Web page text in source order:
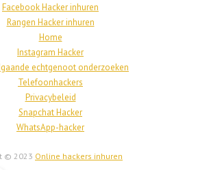
Facebook Hacker inhuren
Rangen Hacker inhuren
Home
Instagram Hacker
echtgenoot onderzoeken
Telefoonhackers
Privacybeleid
Snapchat Hacker
WhatsApp-hacker
© 2023 Online hackers inhuren
English (New Zealand)
English (Canada)
English (UK)
العربية
Deutsch
Deutsch (Österreich)